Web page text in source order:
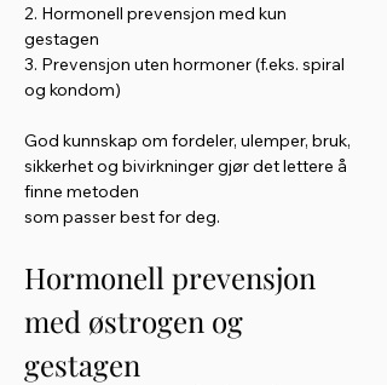
2. Hormonell prevensjon med kun
gestagen
3. Prevensjon uten hormoner (f.eks. spiral
og kondom)
God kunnskap om fordeler, ulemper, bruk,
sikkerhet og bivirkninger gjør det lettere å
finne metoden
som passer best for deg.
Hormonell prevensjon
med østrogen og
gestagen